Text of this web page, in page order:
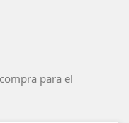
para el